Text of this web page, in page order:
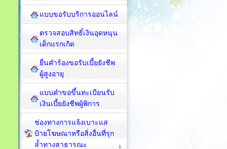
แบบขอรับบริการออนไลน์
ตรวจสอบสิทธิ์เงินอุดหนุน
เด็กแรกเกิด
ยื่นคำร้องขอรับเบี้ยยังชีพ
ผู้สูงอายุ
แบบคำขอขึ้นทะเบียนรับ
เงินเบี้ยยังชีพผู้พิการ
ช่องทางการแจ้งเบาะแส
ป้ายโฆษณาหรือสิ่งอื่นที่รุก
ล้ำทางสาธารณะ